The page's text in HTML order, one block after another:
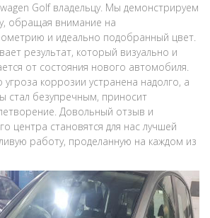
Golf владельцу. Мы демонстрируем
обращая внимание на
и идеально подобранный цвет.
результат, который визуально и
от состояния нового автомобиля.
коррозии устранена надолго, а
стал безупречным, приносит
Довольный отзыв и
центра становятся для нас лучшей
работу, проделанную на каждом из